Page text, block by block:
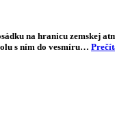
na hranicu zemskej
s ním do vesmíru…